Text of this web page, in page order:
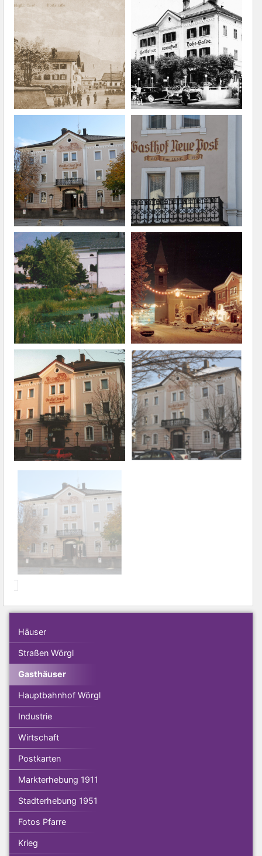
Häuser
Straßen Wörgl
Gasthäuser
Hauptbahnhof Wörgl
Industrie
Wirtschaft
Postkarten
Markterhebung 1911
Stadterhebung 1951
Fotos Pfarre
Krieg